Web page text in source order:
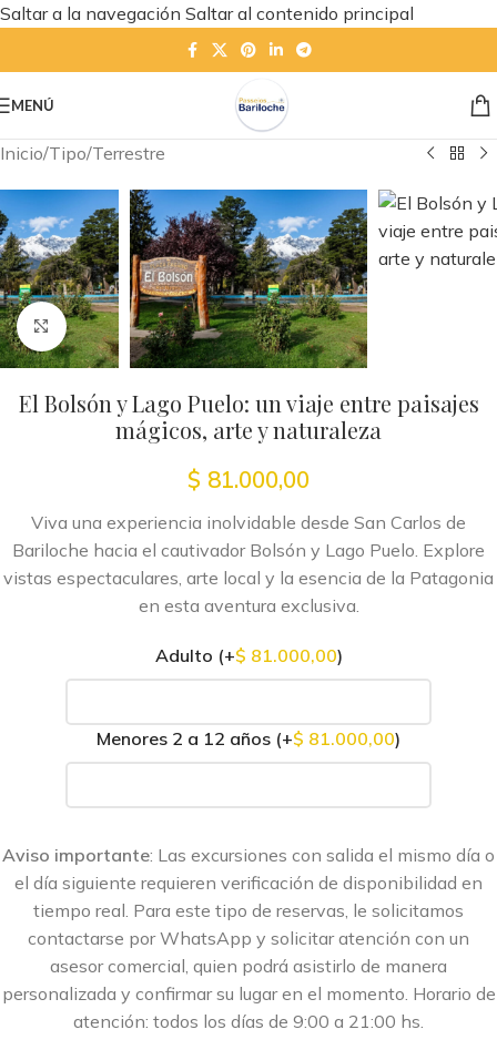
Saltar a la navegación Saltar al contenido principal
MENÚ
Inicio/Tipo/Terrestre
Haga clic para ampliar
El Bolsón y Lago Puelo: un viaje entre paisajes
mágicos, arte y naturaleza
$ 81.000,00
Viva una experiencia inolvidable desde San Carlos de
Bariloche hacia el cautivador Bolsón y Lago Puelo. Explore
vistas espectaculares, arte local y la esencia de la Patagonia
en esta aventura exclusiva.
Adulto (+$ 81.000,00)
Menores 2 a 12 años (+$ 81.000,00)
Aviso importante: Las excursiones con salida el mismo día o
el día siguiente requieren verificación de disponibilidad en
tiempo real. Para este tipo de reservas, le solicitamos
contactarse por WhatsApp y solicitar atención con un
asesor comercial, quien podrá asistirlo de manera
personalizada y confirmar su lugar en el momento. Horario de
atención: todos los días de 9:00 a 21:00 hs.